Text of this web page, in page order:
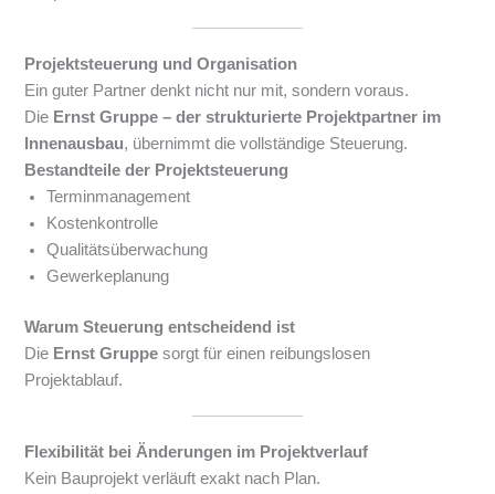
Projektsteuerung und Organisation
Ein guter Partner denkt nicht nur mit, sondern voraus.
Die Ernst Gruppe – der strukturierte Projektpartner im
Innenausbau, übernimmt die vollständige Steuerung.
Bestandteile der Projektsteuerung
Terminmanagement
Kostenkontrolle
Qualitätsüberwachung
Gewerkeplanung
Warum Steuerung entscheidend ist
Die Ernst Gruppe sorgt für einen reibungslosen
Projektablauf.
Flexibilität bei Änderungen im Projektverlauf
Kein Bauprojekt verläuft exakt nach Plan.